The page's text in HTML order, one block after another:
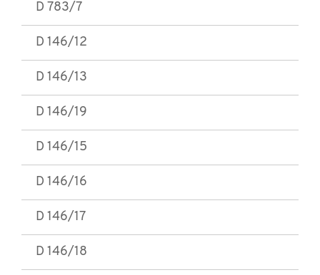
D 783/7
D 146/12
D 146/13
D 146/19
D 146/15
D 146/16
D 146/17
D 146/18